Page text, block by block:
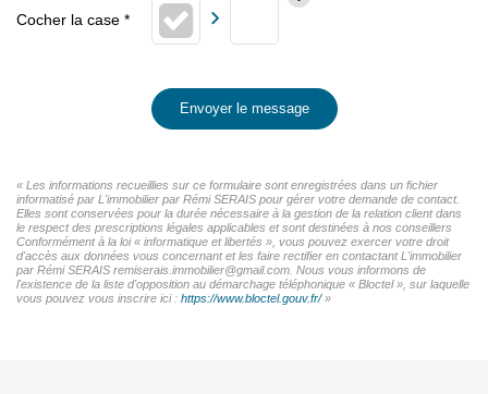
Envoyer le message
« Les informations recueillies sur ce formulaire sont enregistrées dans un fichier
informatisé par L'immobilier par Rémi SERAIS pour gérer votre demande de contact.
Elles sont conservées pour la durée nécessaire à la gestion de la relation client dans
le respect des prescriptions légales applicables et sont destinées à nos conseillers
Conformément à la loi « informatique et libertés », vous pouvez exercer votre droit
d'accès aux données vous concernant et les faire rectifier en contactant L'immobilier
par Rémi SERAIS remiserais.immobilier@gmail.com. Nous vous informons de
l'existence de la liste d'opposition au démarchage téléphonique « Bloctel », sur laquelle
vous pouvez vous inscrire ici : https://www.bloctel.gouv.fr/»